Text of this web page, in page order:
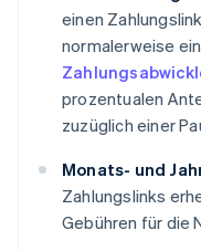
einen
normalerweise
prozentualen
zuzüglich einer
Monats- und
Zahlungslinks
Gebühren für die